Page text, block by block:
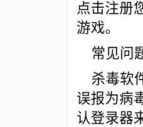
点击注册
游戏。
常见问
杀毒软
误报为病
认登录器